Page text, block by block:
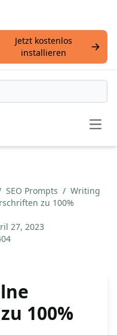
Jetzt kostenlos
installieren
SEO Prompts / Writing
zu 100%
27, 2023
100%